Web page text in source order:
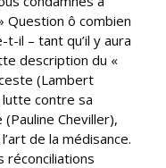
Question ô combien
il – tant qu’il y aura
description du «
(Lambert
lutte contre sa
Cheviller),
de la médisance.
réconciliations